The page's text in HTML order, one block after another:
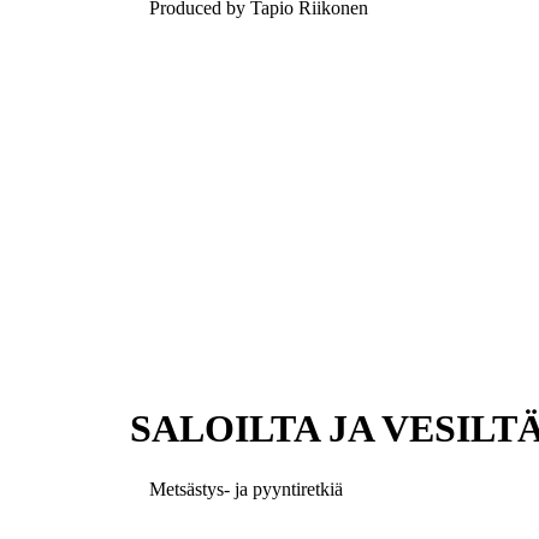
Produced by Tapio Riikonen
SALOILTA JA
Metsästys- ja pyyntiretkiä